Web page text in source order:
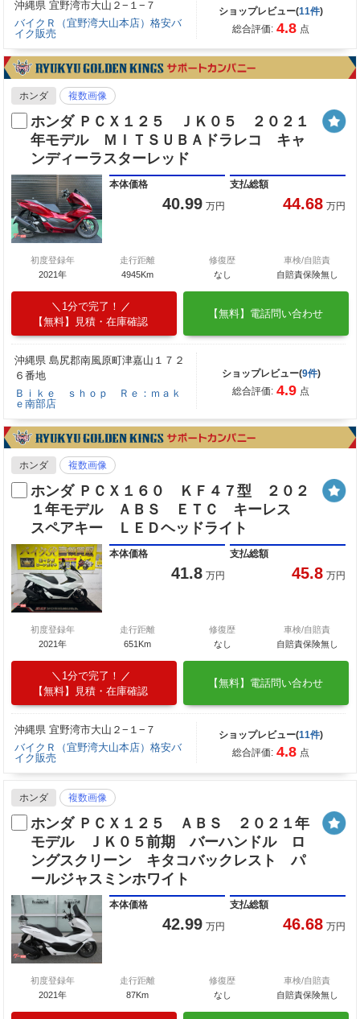
沖縄県 宜野湾市大山２−１−７
バイクＲ（宜野湾大山本店）格安バ
イク販売
ショップレビュー(11件)
総合評価: 4.8 点
ホンダ 複数画像
ホンダ ＰＣＸ１２５ ＪＫ０５ ２０２１
年モデル ＭＩＴＳＵＢＡドラレコ キャ
ンディーラスターレッド
本体価格
40.99 万円
支払総額
44.68 万円
初度登録年
2021年
走行距離
4945Km
修復歴
なし
車検/自賠責
自賠責保険無し
1分で完了！
【無料】見積・在庫確認
【無料】電話問い合わせ
沖縄県 島尻郡南風原町津嘉山１７２
６番地
Ｂｉｋｅ ｓｈｏｐ Ｒｅ：ｍａｋ
ｅ南部店
ショップレビュー(9件)
総合評価: 4.9 点
ホンダ 複数画像
ホンダ ＰＣＸ１６０ ＫＦ４７型 ２０２
１年モデル ＡＢＳ ＥＴＣ キーレス
スペアキー ＬＥＤヘッドライト
本体価格
41.8 万円
支払総額
45.8 万円
初度登録年
2021年
走行距離
651Km
修復歴
なし
車検/自賠責
自賠責保険無し
1分で完了！
【無料】見積・在庫確認
【無料】電話問い合わせ
沖縄県 宜野湾市大山２−１−７
バイクＲ（宜野湾大山本店）格安バ
イク販売
ショップレビュー(11件)
総合評価: 4.8 点
ホンダ 複数画像
ホンダ ＰＣＸ１２５ ＡＢＳ ２０２１年
モデル ＪＫ０５前期 バーハンドル ロ
ングスクリーン キタコバックレスト パ
ールジャスミンホワイト
本体価格
42.99 万円
支払総額
46.68 万円
初度登録年
2021年
走行距離
87Km
修復歴
なし
車検/自賠責
自賠責保険無し